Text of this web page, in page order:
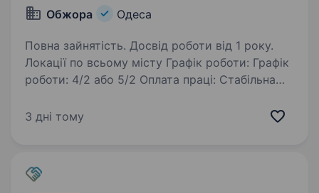
Обжора Одеса
Повна зайнятість. Досвід роботи від 1 року.
Локації по всьому місту Графік роботи: Графік
роботи: 4/2 або 5/2 Оплата праці: Стабільна
затримок Додатково: Таксі додому після
3 дні тому